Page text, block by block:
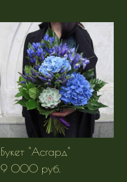
Букет "Асгард"
9 000 pуб.